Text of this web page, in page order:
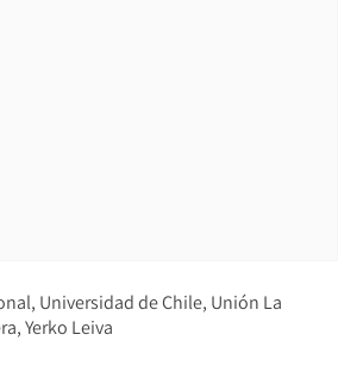
Universidad de Chile Unión La
Yerko Leiva